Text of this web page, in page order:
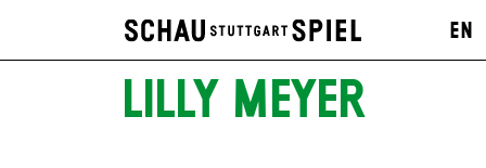
EN
LILLY MEYER